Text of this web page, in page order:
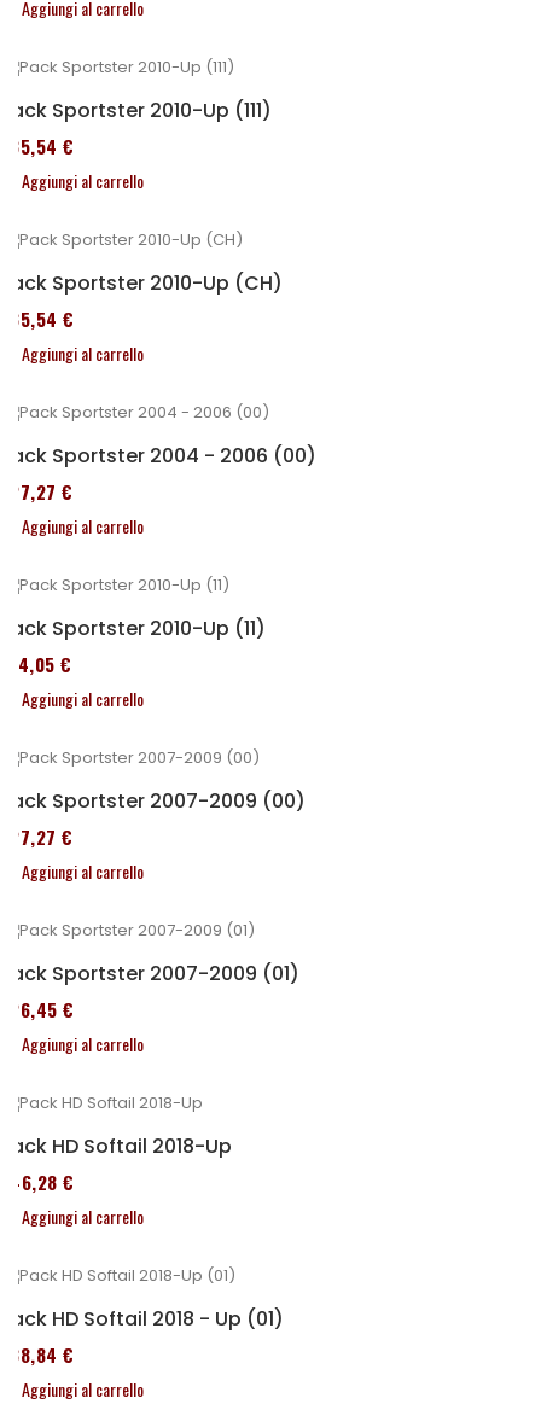
Aggiungi al carrello
Pack Sportster 2010-Up (111)
235,54 €
Aggiungi al carrello
Pack Sportster 2010-Up (CH)
235,54 €
Aggiungi al carrello
Pack Sportster 2004 - 2006 (00)
227,27 €
Aggiungi al carrello
Pack Sportster 2010-Up (11)
314,05 €
Aggiungi al carrello
Pack Sportster 2007-2009 (00)
227,27 €
Aggiungi al carrello
Pack Sportster 2007-2009 (01)
326,45 €
Aggiungi al carrello
Pack HD Softail 2018-Up
246,28 €
Aggiungi al carrello
Pack HD Softail 2018 - Up (01)
338,84 €
Aggiungi al carrello